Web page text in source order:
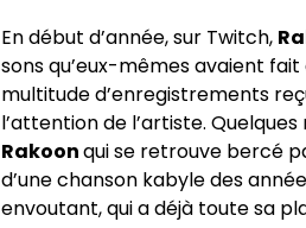
En début d’année, sur Twitch,
sons qu’eux-mêmes avaient
multitude d’enregistrements
l’attention de l’artiste.
Rakoonqui se retrouve bercé
d’une chanson kabyle des
envoutant, qui a déjà toute sa